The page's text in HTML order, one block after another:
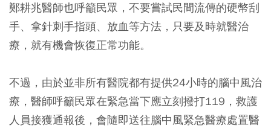
鄭耕兆醫師也呼籲民眾，不要嘗試民間流傳的硬幣刮
手、拿針刺手指頭、放血等方法，只要及時就醫治
療，就有機會恢復正常功能。
不過，由於並非所有醫院都有提供24小時的腦中風治
療，醫師呼籲民眾在緊急當下應立刻撥打119，救護
人員接獲通報後，會隨即送往腦中風緊急醫療處置醫